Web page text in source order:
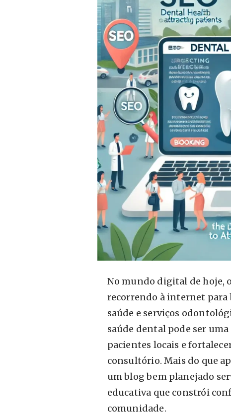
No mundo digital de hoje,
recorrendo à internet para
saúde e serviços
saúde dental pode ser
pacientes locais e
consultório. Mais do que
um blog bem planejado
educativa que constrói
comunidade.